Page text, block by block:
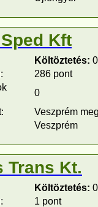
Kft
Költöztetés:
286 pont
0
Veszprém
Veszprém
Trans Kt.
Költöztetés:
1 pont